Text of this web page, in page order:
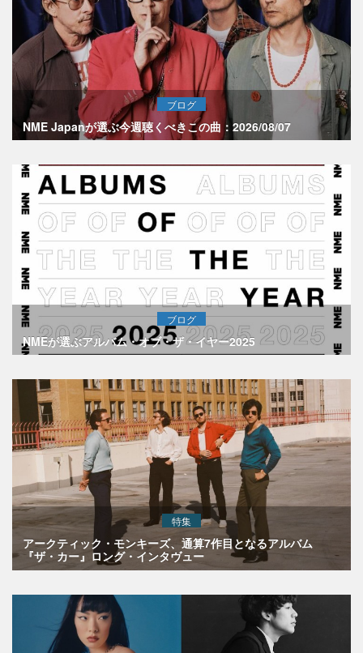
ブログ
NME Japanが選ぶ今週聴くべきこの曲：2026/08/07
ブログ
NMEが選ぶアルバム・オブ・ザ・イヤー2025
特集
アークティック・モンキーズ、通算7作目となるアルバム
『ザ・カー』ロング・インタヴュー